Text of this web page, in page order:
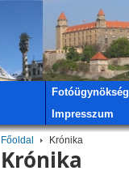
Fotóügynökség
Impresszum
Főoldal Krónika
Krónika